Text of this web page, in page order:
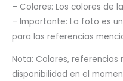
– Colores: Los colores de
– Importante: La foto es
para las referencias
Nota: Colores, referencias
disponibilidad en el